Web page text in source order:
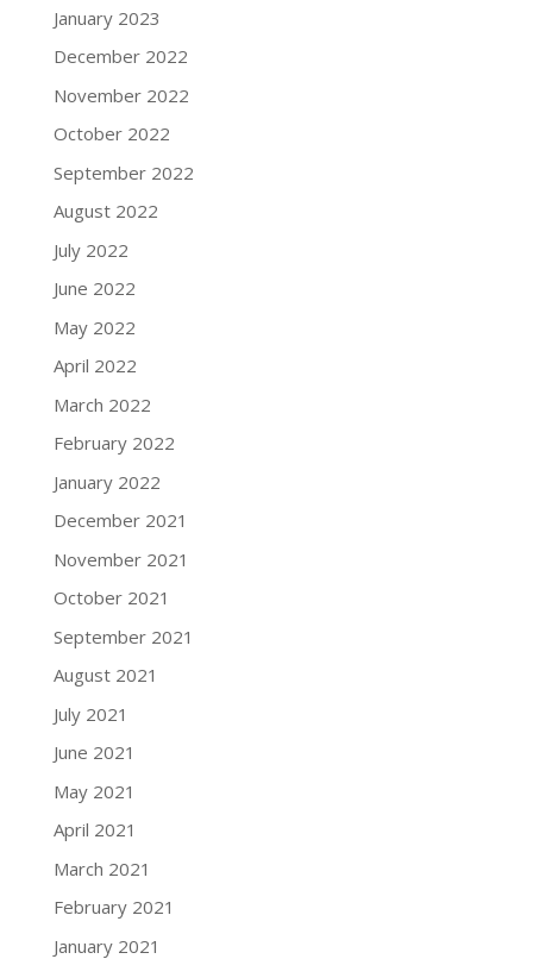
January 2023
December 2022
November 2022
October 2022
September 2022
August 2022
July 2022
June 2022
May 2022
April 2022
March 2022
February 2022
January 2022
December 2021
November 2021
October 2021
September 2021
August 2021
July 2021
June 2021
May 2021
April 2021
March 2021
February 2021
January 2021